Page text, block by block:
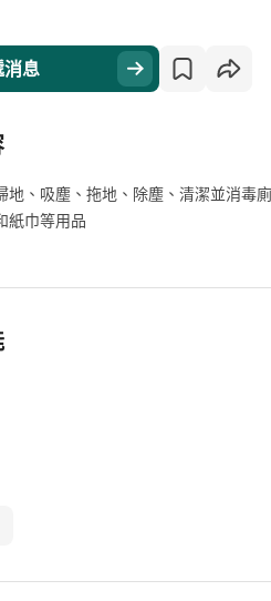
息
地、吸塵、拖地、除塵、清潔並消毒
紙巾等用品